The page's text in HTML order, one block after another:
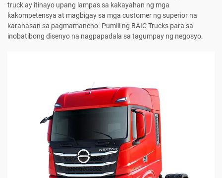
truck ay itinayo upang lampas sa kakayahan ng mga
kakompetensya at magbigay sa mga customer ng superior na
karanasan sa pagmamaneho. Pumili ng BAIC Trucks para sa
inobatibong disenyo na nagpapadala sa tagumpay ng negosyo.